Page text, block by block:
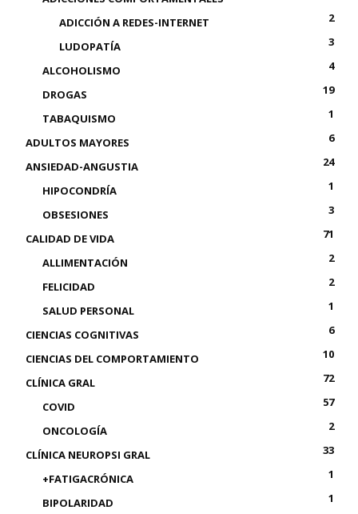
ADICCIÓN A REDES-INTERNET
2
LUDOPATÍA
3
ALCOHOLISMO
4
DROGAS
19
TABAQUISMO
1
ADULTOS MAYORES
6
ANSIEDAD-ANGUSTIA
24
HIPOCONDRÍA
1
OBSESIONES
3
CALIDAD DE VIDA
71
ALLIMENTACIÓN
2
FELICIDAD
2
SALUD PERSONAL
1
CIENCIAS COGNITIVAS
6
CIENCIAS DEL COMPORTAMIENTO
10
CLÍNICA GRAL
72
COVID
57
ONCOLOGÍA
2
CLÍNICA NEUROPSI GRAL
33
+FATIGACRÓNICA
1
BIPOLARIDAD
1